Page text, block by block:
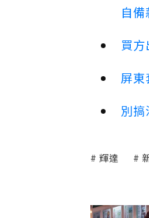
自備
買
屏
別
輝達